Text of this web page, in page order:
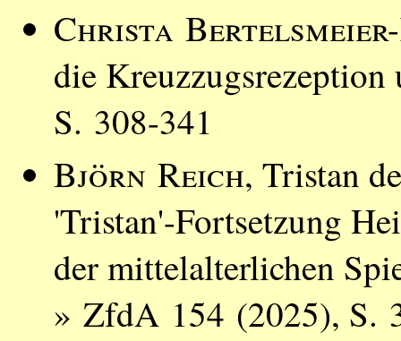
Christa
die
S. 308-341
Björn Reich, Tristan
'Tristan'-Fortsetzung
der mittelalterlichen
» ZfdA 154 (2025), S.